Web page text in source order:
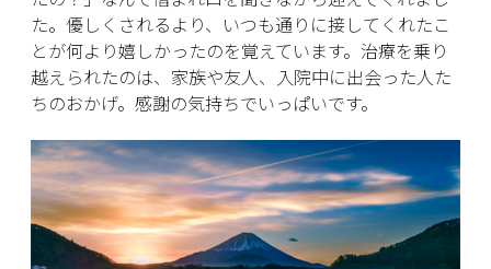
た。優しくされるより、いつも通りに接してくれたこ
とが何より嬉しかったのを覚えています。治療を乗り
越えられたのは、家族や友人、入院中に出会った人た
ちのおかげ。感謝の気持ちでいっぱいです。